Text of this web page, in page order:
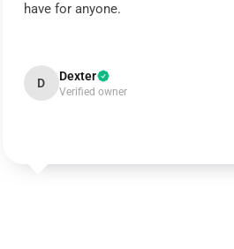
have for anyone.
D Dexter
Verified owner